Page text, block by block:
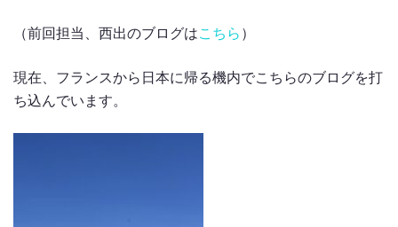
（前回担当、西出のブログはこちら ）
現在、フランスから日本に帰る機内でこちらのブログを打
ち込んでいます。